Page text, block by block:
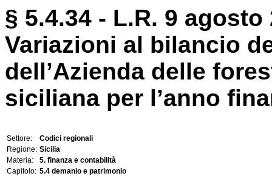
§ 5.4.34 - L.R. 9 agosto
Variazioni al bilancio
dell’Azienda delle
siciliana per l’anno
Settore:
Codici regionali
Regione: Sicilia
Materia:
5. finanza e contabilità
Capitolo: 5.4 demanio e patrimonio